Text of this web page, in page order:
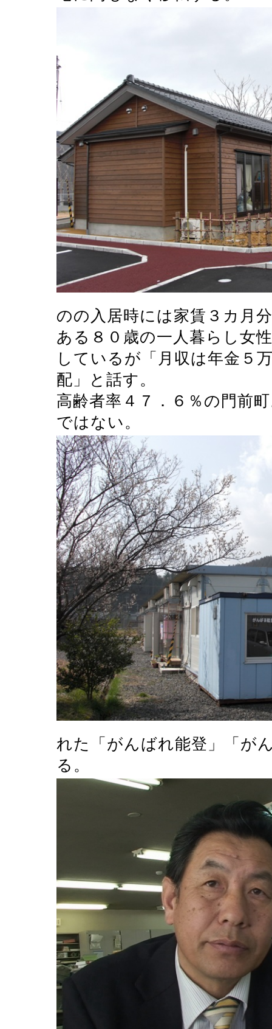
のの入居時には家賃３カ月
ある８０歳の一人暮らし女
しているが「月収は年金５
配」と話す。
高齢者率４７．６％の門前
ではない。
れた「がんばれ能登」「が
る。